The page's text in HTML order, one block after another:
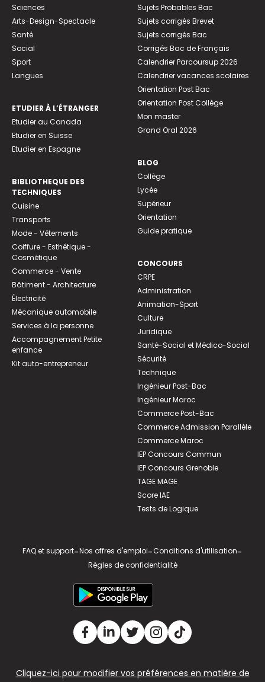
Sciences
Arts-Design-Spectacle
Santé
Social
Sport
Langues
ETUDIER À L’ÉTRANGER
Etudier au Canada
Etudier en Suisse
Etudier en Espagne
BIBLIOTHEQUE DES
TECHNIQUES
Cuisine
Transports
Mode - Vêtements
Coiffure - Esthétique -
Cosmétique
Commerce - Vente
Bâtiment - Architecture
Électricité
Mécanique automobile
Services à la personne
Accompagnement Petite
enfance
Kit auto-entrepreneur
Sujets Probables Bac
Sujets corrigés Brevet
Sujets corrigés Bac
Corrigés Bac de Français
Calendrier Parcoursup 2026
Calendrier vacances scolaires
Orientation Post Bac
Orientation Post Collège
Mon master
Grand Oral 2026
BLOG
Collège
Lycée
Supérieur
Orientation
Guide pratique
CONCOURS
CRPE
Administration
Animation-Sport
Culture
Juridique
Santé-Social et Médico-Social
Sécurité
Technique
Ingénieur Post-Bac
Ingénieur Maroc
Commerce Post-Bac
Commerce Admission Parallèle
Commerce Maroc
IEP Concours Commun
IEP Concours Grenoble
TAGE MAGE
Score IAE
Tests de Logique
FAQ et support-Nos offres d'emploi-Conditions d'utilisation-
Règles de confidentialité
Cliquez-ici pour modifier vos préférences en matière de